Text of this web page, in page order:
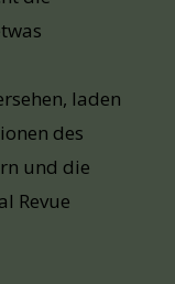
laden
des
und die
Revue